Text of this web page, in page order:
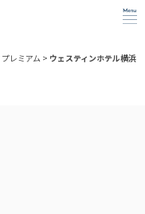
プレミアム> ウェスティンホテル横浜